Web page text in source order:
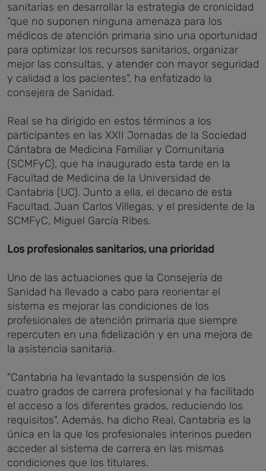
sanitarias en desarrollar la estrategia de cronicidad
"que no suponen ninguna amenaza para los
médicos de atención primaria sino una oportunidad
para optimizar los recursos sanitarios, organizar
mejor las consultas, y atender con mayor seguridad
y calidad a los pacientes", ha enfatizado la
consejera de Sanidad.
Real se ha dirigido en estos términos a los
participantes en las XXII Jornadas de la Sociedad
Cántabra de Medicina Familiar y Comunitaria
(SCMFyC), que ha inaugurado esta tarde en la
Facultad de Medicina de la Universidad de
Cantabria (UC). Junto a ella, el decano de esta
Facultad, Juan Carlos Villegas, y el presidente de la
SCMFyC, Miguel García Ribes.
Los profesionales sanitarios, una prioridad
Uno de las actuaciones que la Consejería de
Sanidad ha llevado a cabo para reorientar el
sistema es mejorar las condiciones de los
profesionales de atención primaria que siempre
repercuten en una fidelización y en una mejora de
la asistencia sanitaria.
"Cantabria ha levantado la suspensión de los
cuatro grados de carrera profesional y ha facilitado
el acceso a los diferentes grados, reduciendo los
requisitos". Además, ha dicho Real, Cantabria es la
única en la que los profesionales interinos pueden
acceder al sistema de carrera en las mismas
condiciones que los titulares.